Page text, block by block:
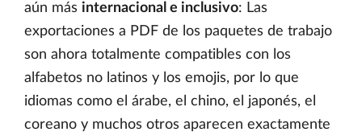
aún más internacional e inclusivo: Las
exportaciones a PDF de los paquetes de trabajo
son ahora totalmente compatibles con los
alfabetos no latinos y los emojis, por lo que
idiomas como el árabe, el chino, el japonés, el
coreano y muchos otros aparecen exactamente